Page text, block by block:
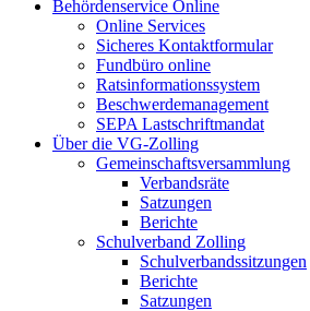
Behördenservice Online
Online Services
Sicheres Kontaktformular
Fundbüro online
Ratsinformationssystem
Beschwerdemanagement
SEPA Lastschriftmandat
Über die VG-Zolling
Gemeinschaftsversammlung
Verbandsräte
Satzungen
Berichte
Schulverband Zolling
Schulverbandssitzungen
Berichte
Satzungen